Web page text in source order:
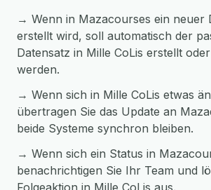
→ Wenn in Mazacourses ein neuer
erstellt wird, soll automatisch der
Datensatz in Mille CoLis erstellt
werden.
→ Wenn sich in Mille CoLis etwas
übertragen Sie das Update an
beide Systeme synchron bleiben.
→ Wenn sich ein Status in
benachrichtigen Sie Ihr Team und
Folgeaktion in Mille CoLis aus.